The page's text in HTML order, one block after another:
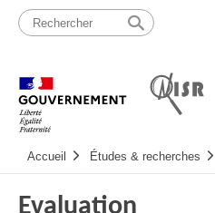
Passer
contenu
principale
Accueil Études & recherches
Evaluation